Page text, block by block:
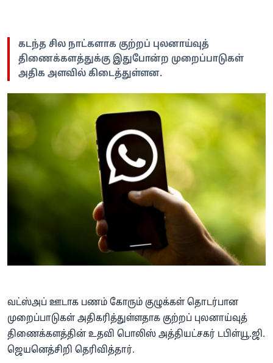
கடந்த சில நாட்களாக குற்றப் புலனாய்வுத்
திணைக்களத்துக்கு இதுபோன்ற முறைப்பாடுகள்
அதிக அளவில் கிடைத்துள்ளன.
வட்ஸ்அப் ஊடாக பணம் கோரும் குழுக்கள் தொடர்பான
முறைப்பாடுகள் அதிகரித்துள்ளதாக குற்றப் புலனாய்வுத்
திணைக்களத்தின் உதவி பொலிஸ் அத்தியட்சகர் டபிள்யூ.ஜி.
ஜெயனெத்சிறி தெரிவித்தார்.